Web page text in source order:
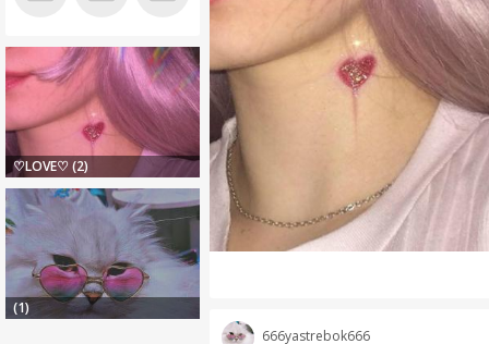
♡LOVE♡ (2)
(1)
666yastrebok666